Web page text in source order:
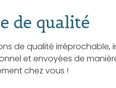
de qualité
de qualité irréprochable,
et envoyées de
chez vous !